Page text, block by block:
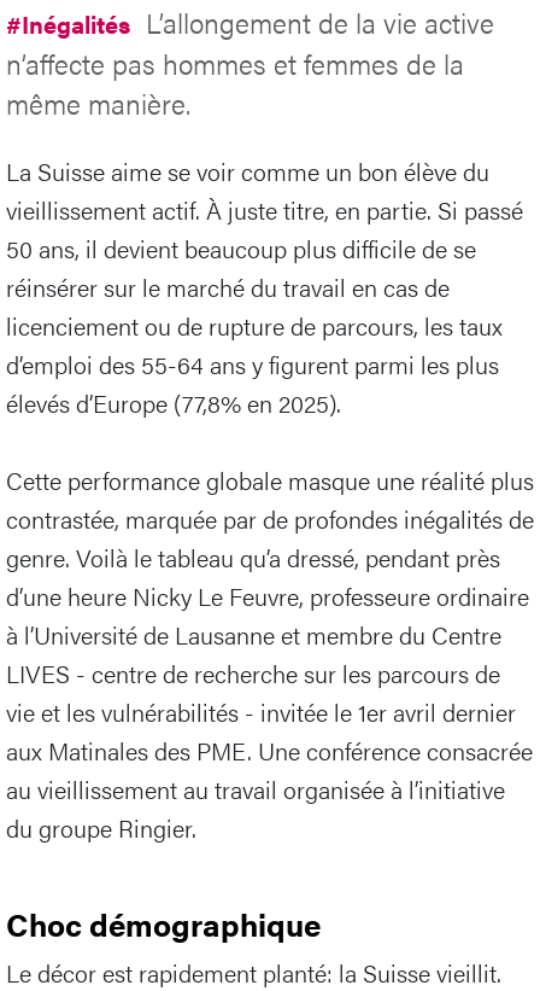
#Inégalités L’allongement de la vie active
n’affecte pas hommes et femmes de la
même manière.
La Suisse aime se voir comme un bon élève du
vieillissement actif. À juste titre, en partie. Si passé
50 ans, il devient beaucoup plus difficile de se
réinsérer sur le marché du travail en cas de
licenciement ou de rupture de parcours, les taux
d’emploi des 55-64 ans y figurent parmi les plus
élevés d’Europe (77,8% en 2025).
Cette performance globale masque une réalité plus
contrastée, marquée par de profondes inégalités de
genre. Voilà le tableau qu’a dressé, pendant près
d’une heure Nicky Le Feuvre, professeure ordinaire
à l’Université de Lausanne et membre du Centre
LIVES - centre de recherche sur les parcours de
vie et les vulnérabilités - invitée le 1er avril dernier
aux Matinales des PME. Une conférence consacrée
au vieillissement au travail organisée à l’initiative
du groupe Ringier.
Choc démographique
Le décor est rapidement planté: la Suisse vieillit.